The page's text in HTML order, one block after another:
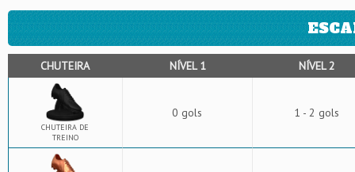
CHUTEIRA NÍVEL 1 NÍVEL 2
CHUTEIRA DE
TREINO
0 gols 1 - 2 gols